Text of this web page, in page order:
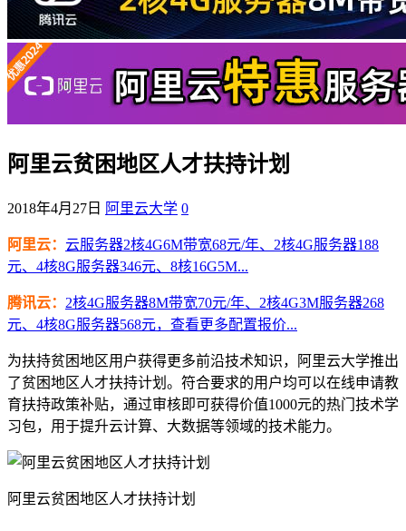
阿里云贫困地区人才扶持计划
2018年4月27日 阿里云大学 0
阿里云： 云服务器2核4G6M带宽68元/年、2核4G服务器188
元、4核8G服务器346元、8核16G5M...
腾讯云： 2核4G服务器8M带宽70元/年、2核4G3M服务器268
元、4核8G服务器568元，查看更多配置报价...
为扶持贫困地区用户获得更多前沿技术知识，阿里云大学推出
了贫困地区人才扶持计划。符合要求的用户均可以在线申请教
育扶持政策补贴，通过审核即可获得价值1000元的热门技术学
习包，用于提升云计算、大数据等领域的技术能力。
阿里云贫困地区人才扶持计划